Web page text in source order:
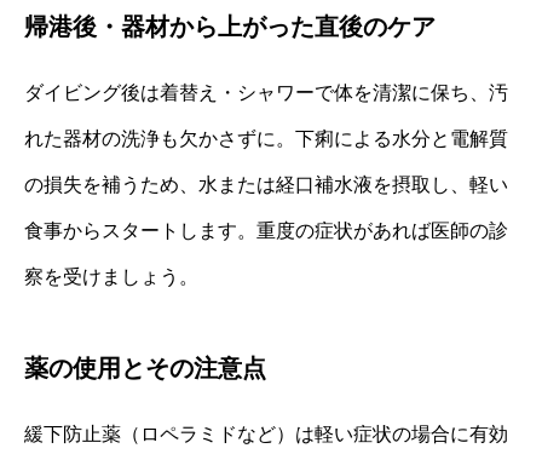
帰港後・器材から上がった直後のケア
ダイビング後は着替え・シャワーで体を清潔に保ち、汚
れた器材の洗浄も欠かさずに。下痢による水分と電解質
の損失を補うため、水または経口補水液を摂取し、軽い
食事からスタートします。重度の症状があれば医師の診
察を受けましょう。
薬の使用とその注意点
緩下防止薬（ロペラミドなど）は軽い症状の場合に有効